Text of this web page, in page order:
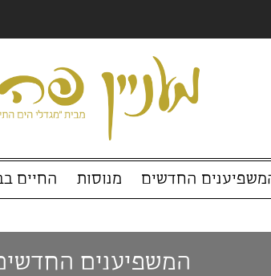
החדשים מנוסות החיים בבית